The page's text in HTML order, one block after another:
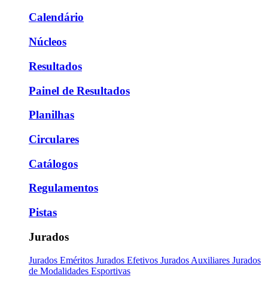
Calendário
Núcleos
Resultados
Painel de Resultados
Planilhas
Circulares
Catálogos
Regulamentos
Pistas
Jurados
Jurados Eméritos Jurados Efetivos Jurados Auxiliares Jurados
de Modalidades Esportivas